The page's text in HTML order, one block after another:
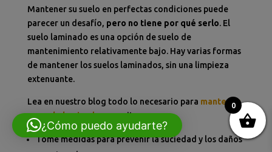
Mantener su suelo en perfectas condiciones puede
parecer un desafío, pero no tiene por qué serlo. El
suelo laminado es una opción de suelo de
mantenimiento relativamente bajo. Hay varias formas
de mantener los suelos laminados, sin una limpieza
extenuante.
Lea en nuestro blog todo lo necesario para mantener
su suelo laminado, necesita:
Tome medidas para prevenir la suciedad y los daños
0
¿Cómo puedo ayudarte?